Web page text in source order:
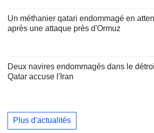
Un méthanier qatari endommagé en
après une attaque près d'Ormuz
Deux navires endommagés dans le
Qatar accuse l'Iran
Plus d'actualités